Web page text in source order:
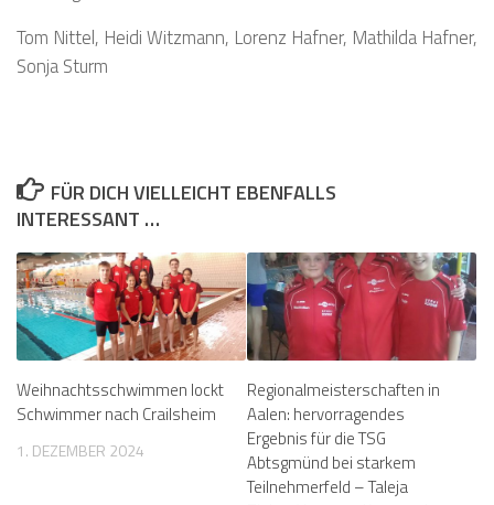
Tom Nittel, Heidi Witzmann, Lorenz Hafner, Mathilda Hafner,
Sonja Sturm
FÜR DICH VIELLEICHT EBENFALLS
INTERESSANT …
Weihnachtsschwimmen lockt
Schwimmer nach Crailsheim
1. DEZEMBER 2024
Regionalmeisterschaften in
Aalen: hervorragendes
Ergebnis für die TSG
Abtsgmünd bei starkem
Teilnehmerfeld – Taleja